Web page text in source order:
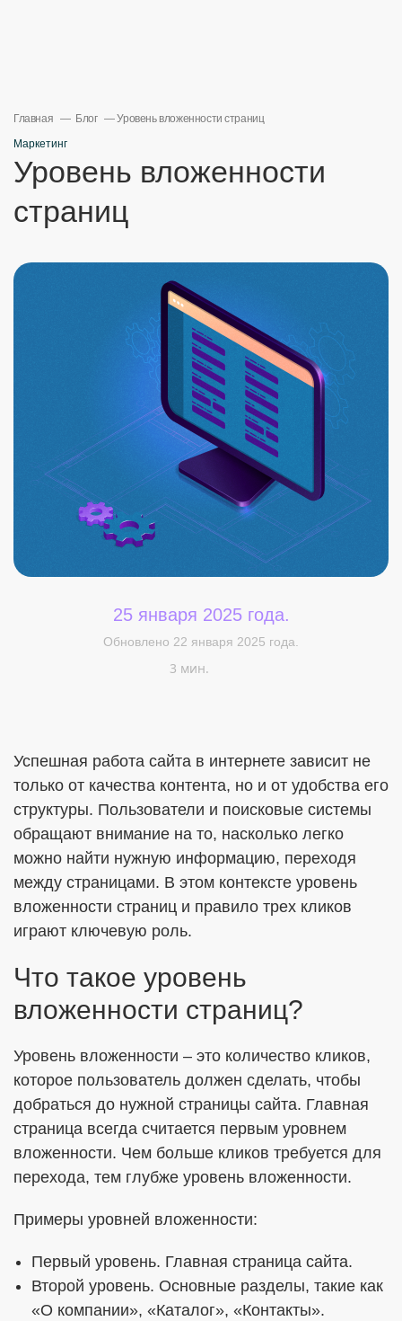
Меня интересует...
Я согласен сПолитикой в отношении обработки ПДн
соответствии с установленной формой
Главная Блог
Уровень вложенности страниц
Маркетинг
Уровень вложенности
страниц
25 января 2025 года.
Обновлено 22 января 2025 года.
3 мин.
Успешная работа сайта в интернете зависит не
только от качества контента, но и от удобства его
структуры. Пользователи и поисковые системы
обращают внимание на то, насколько легко
можно найти нужную информацию, переходя
между страницами. В этом контексте уровень
вложенности страниц и правило трех кликов
играют ключевую роль.
Что такое уровень
вложенности страниц?
Уровень вложенности – это количество кликов,
которое пользователь должен сделать, чтобы
добраться до нужной страницы сайта. Главная
страница всегда считается первым уровнем
вложенности. Чем больше кликов требуется для
перехода, тем глубже уровень вложенности.
Примеры уровней вложенности:
Первый уровень. Главная страница сайта.
Второй уровень. Основные разделы, такие как
«О компании», «Каталог», «Контакты».